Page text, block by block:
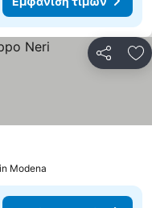
τιμών
Modena